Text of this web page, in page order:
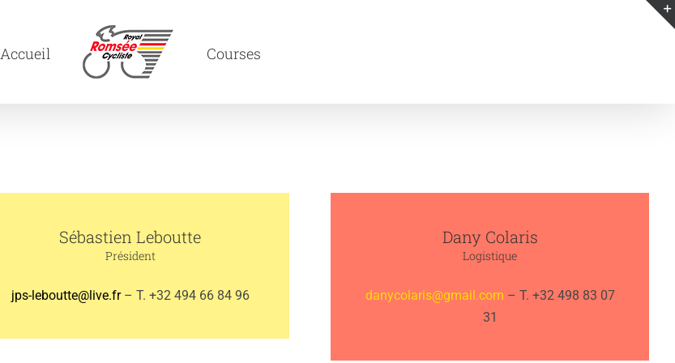
Accueil Courses
Sébastien Leboutte
Président
jps-leboutte@live.fr– T. +32 494 66 84 96
Dany Colaris
Logistique
danycolaris@gmail.com – T. +32 498 83 07
31